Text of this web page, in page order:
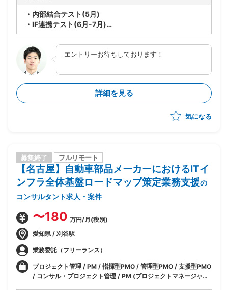
・内部結合テスト(5月)
・IF連携テスト(6月-7月)
・統合テスト(8月-10月)に関するS4HANAテスト実
施、一次障害切り分けの実施
エントリーお待ちしております！
詳細を見る
気になる
募集終了 フルリモート
【名古屋】自動車部品メーカーにおけるITイ
ンフラ全体基盤ロードマップ策定業務支援の
コンサルタント求人・案件
〜180 万円/月(税別)
愛知県 / 刈谷駅
業務委託（フリーランス）
プロジェクト管理 / PM / 指揮型PMO / 管理型PMO / 支援型PMO
/ コンサル・プロジェクト管理 / PM (プロジェクトマネージャー)